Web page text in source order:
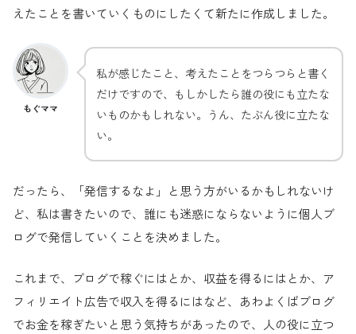
えたことを書いていくものにしたくて新たに作成しました。
もぐママ
私が感じたこと、考えたことをつらつらと書く
だけですので、もしかしたら誰の役にも立たな
いものかもしれない。うん、たぶん役に立たな
い。
だったら、「発信するなよ」と思う方がいるかもしれないけ
ど、私は書きたいので、誰にも迷惑にならないように個人ブ
ログで発信していくことを決めました。
これまで、ブログで稼ぐにはとか、収益を得るにはとか、ア
フィリエイト広告で収入を得るにはなど、あわよくばブログ
でお金を稼ぎたいと思う気持ちがあったので、人の役に立つ